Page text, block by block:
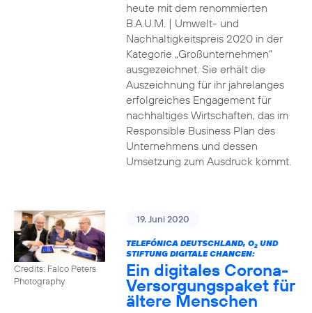
heute mit dem renommierten
B.A.U.M. | Umwelt- und
Nachhaltigkeitspreis 2020 in der
Kategorie „Großunternehmen“
ausgezeichnet. Sie erhält die
Auszeichnung für ihr jahrelanges
erfolgreiches Engagement für
nachhaltiges Wirtschaften, das im
Responsible Business Plan des
Unternehmens und dessen
Umsetzung zum Ausdruck kommt.
Credits: Falco Peters
Photography
19. Juni 2020
TELEFÓNICA DEUTSCHLAND, O2UND
STIFTUNG DIGITALE CHANCEN:
Ein digitales Corona-
Versorgungspaket für
ältere Menschen